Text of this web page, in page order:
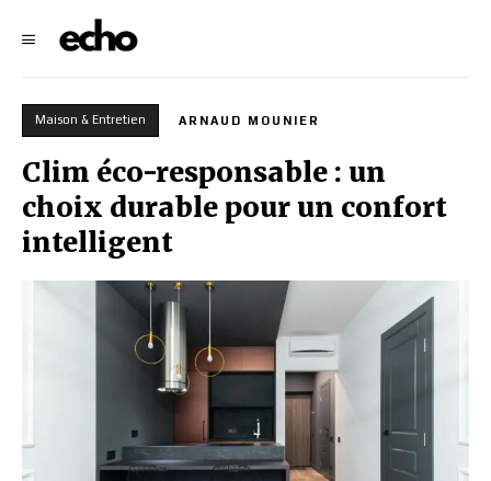
Maison & Entretien ARNAUD MOUNIER
Clim éco-responsable : un
choix durable pour un confort
intelligent